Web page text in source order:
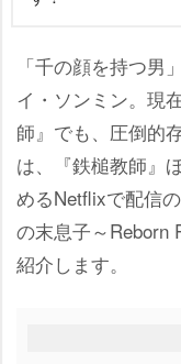
「千の顔を持つ男
イ・ソンミン。現
師』でも、圧倒的
は、『鉄槌教師』
めるNetflixで配信
の末息子～Reborn
紹介します。